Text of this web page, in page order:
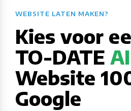
WEBSITE LATEN MAKEN?​​​​​​​​​​​​​​
Kies voor
TO-DATE AI
Website
Google